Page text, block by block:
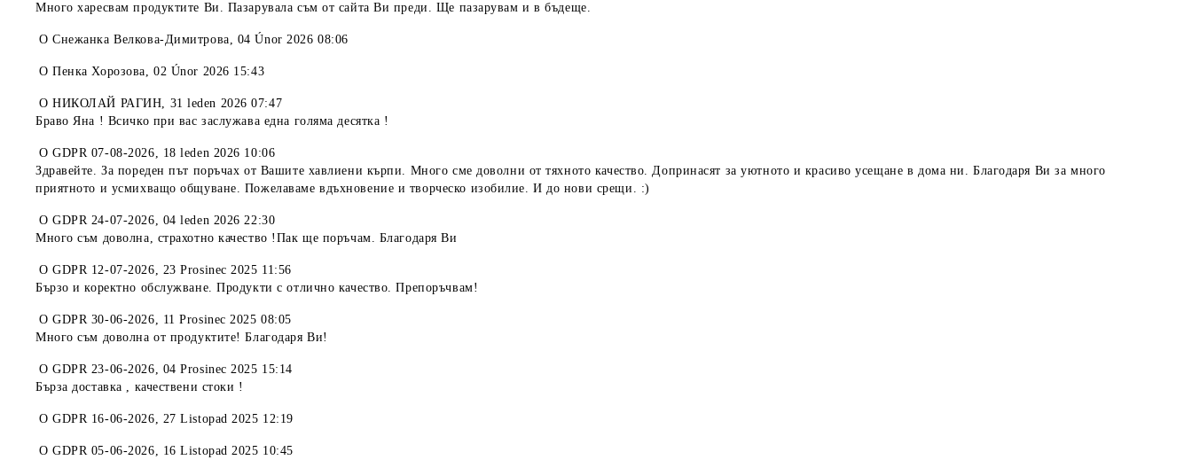
Много харесвам продуктите Ви. Пазарувала съм от сайта Ви преди. Ще пазарувам и в бъдеще.
OСнежанка Велкова-Димитрова, 04 Únor 2026 08:06
OПенка Хорозова,02 Únor 2026 15:43
OНИКОЛАЙ РАГИН, 31 leden 2026 07:47
Браво Яна ! Всичко при вас заслужава една голяма десятка !
OGDPR 07-08-2026, 18 leden 2026 10:06
Здравейте. За пореден път поръчах от Вашите хавлиени кърпи. Много сме доволни от тяхното качество. Допринасят за уютното и красиво усещане в дома ни. Благодаря Ви за много
приятното и усмихващо общуване. Пожелаваме вдъхновение и творческо изобилие. И до нови срещи. :)
OGDPR 24-07-2026, 04 leden 2026 22:30
Много съм доволна, страхотно качество !Пак ще поръчам. Благодаря Ви
OGDPR 12-07-2026, 23 Prosinec 2025 11:56
Бързо и коректно обслужване. Продукти с отлично качество. Препоръчвам!
OGDPR 30-06-2026, 11 Prosinec 2025 08:05
Много съм доволна от продуктите! Благодаря Ви!
OGDPR 23-06-2026, 04 Prosinec 2025 15:14
Бърза доставка , качествени стоки !
OGDPR 16-06-2026, 27 Listopad 2025 12:19
OGDPR 05-06-2026, 16 Listopad 2025 10:45